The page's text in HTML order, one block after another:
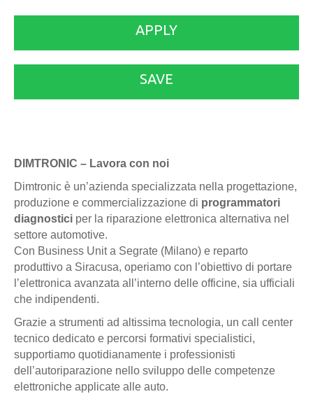
APPLY
SAVE
DIMTRONIC – Lavora con noi
Dimtronic è un’azienda specializzata nella progettazione,
produzione e commercializzazione di programmatori
diagnostici per la riparazione elettronica alternativa nel
settore automotive.
Con Business Unit a Segrate (Milano) e reparto
produttivo a Siracusa, operiamo con l’obiettivo di portare
l’elettronica avanzata all’interno delle officine, sia ufficiali
che indipendenti.
Grazie a strumenti ad altissima tecnologia, un call center
tecnico dedicato e percorsi formativi specialistici,
supportiamo quotidianamente i professionisti
dell’autoriparazione nello sviluppo delle competenze
elettroniche applicate alle auto.